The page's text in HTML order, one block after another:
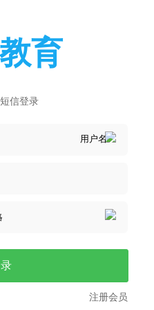
育
短信登录
注册会员